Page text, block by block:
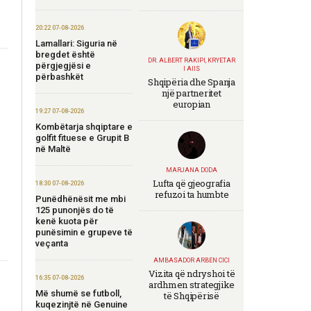
20:22 07-08-2026
Lamallari: Siguria në
bregdet është
përgjegjësi e
përbashkët
19:27 07-08-2026
Kombëtarja shqiptare e
golfit fituese e Grupit B
në Maltë
18:30 07-08-2026
Punëdhënësit me mbi
125 punonjës do të
kenë kuota për
punësimin e grupeve të
veçanta
16:35 07-08-2026
Më shumë se futboll,
kuqezinjtë në Genuine
DR. ALBERT RAKIPI, KRYETAR
I AIIS
Shqipëria dhe Spanja
një partneritet
europian
MARJANA DODA
Lufta që gjeografia
refuzoi ta humbte
AMBASADOR ARBEN CICI
Vizita që ndryshoi të
ardhmen strategjike
të Shqipërisë